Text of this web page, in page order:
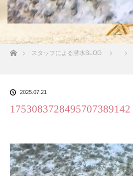
ホームスタッフによる潜水BLOG
2025.07.21
1753083728495707389142